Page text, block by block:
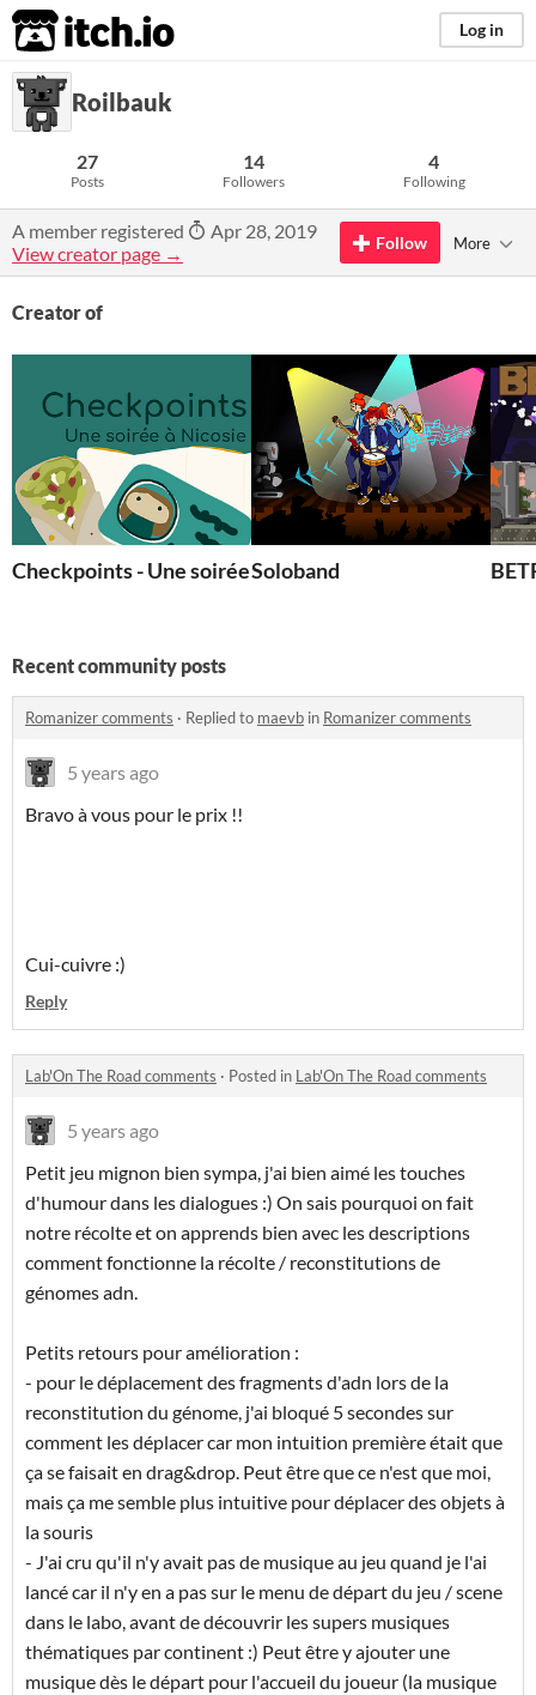
itch.io Log in
Roilbauk
27
Posts
14
Followers
4
Following
A member registered
Apr 28, 2019
View creator page →
Follow More
Creator of
Checkpoints - Une soirée à Nicosie
Soloband
Recent community posts
Romanizer comments · Replied to maevb in Romanizer comments
5 years ago
Bravo à vous pour le prix !!
Cui-cuivre :)
Reply
Lab'On The Road comments · Posted in Lab'On The Road comments
5 years ago
Petit jeu mignon bien sympa, j'ai bien aimé les touches
d'humour dans les dialogues :) On sais pourquoi on fait
notre récolte et on apprends bien avec les descriptions
comment fonctionne la récolte / reconstitutions de
génomes adn.
Petits retours pour amélioration :
- pour le déplacement des fragments d'adn lors de la
reconstitution du génome, j'ai bloqué 5 secondes sur
comment les déplacer car mon intuition première était que
ça se faisait en drag&drop. Peut être que ce n'est que moi,
mais ça me semble plus intuitive pour déplacer des objets à
la souris
- J'ai cru qu'il n'y avait pas de musique au jeu quand je l'ai
lancé car il n'y en a pas sur le menu de départ du jeu / scene
dans le labo, avant de découvrir les supers musiques
thématiques par continent :) Peut être y ajouter une
musique dès le départ pour l'accueil du joueur (la musique